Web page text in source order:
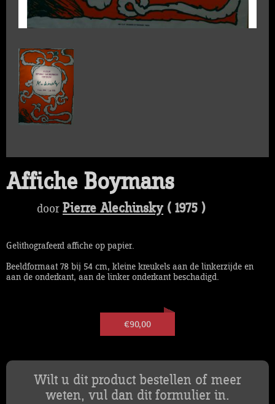
Affiche Boymans
door Pierre Alechinsky ( 1975 )
Gelithografeerd affiche op papier.
Beeldformaat 78 bij 54 cm, kleine kreukels aan de linkerzijde en
aan de onderkant, aan de linker onderkant beschadigd.
€90,00
Wilt u dit product bestellen of meer
weten, vul dan dit formulier in.